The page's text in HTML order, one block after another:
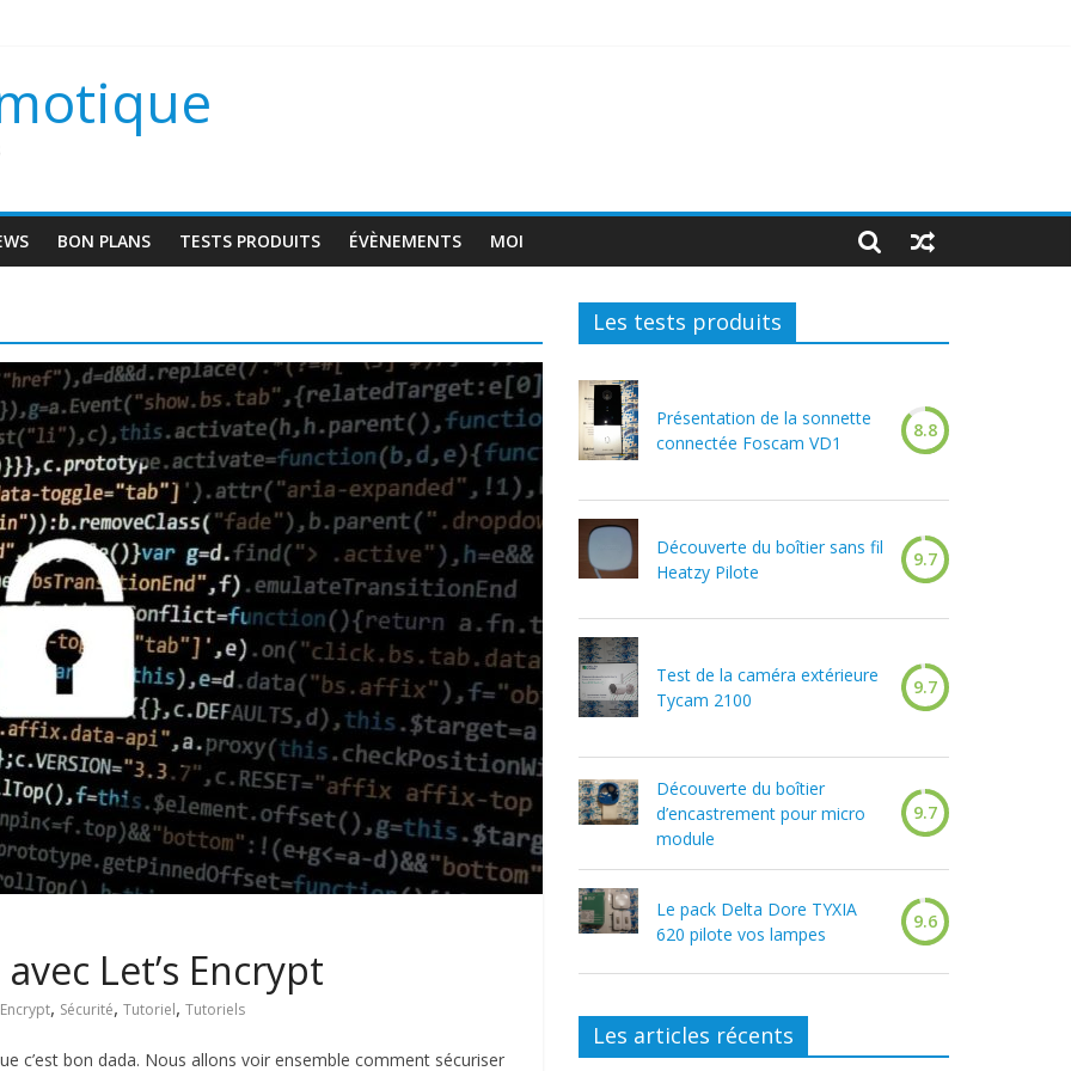
maison connectée ?
BON PLANS TESTS PRODUITS ÉVÈNEMENTS MOI
Let’s Encrypt
, Sécurité, Tutoriel, Tutoriels
c’est bon dada. Nous allons voir ensemble comment sécuriser
Les tests produits
Présentation de la sonnette
connectée Foscam VD1
8.8
Découverte du boîtier sans fil
Heatzy Pilote
9.7
Test de la caméra extérieure
Tycam 2100
9.7
Découverte du boîtier
d’encastrement pour micro
module
9.7
Le pack Delta Dore TYXIA
620 pilote vos lampes
9.6
Les articles récents